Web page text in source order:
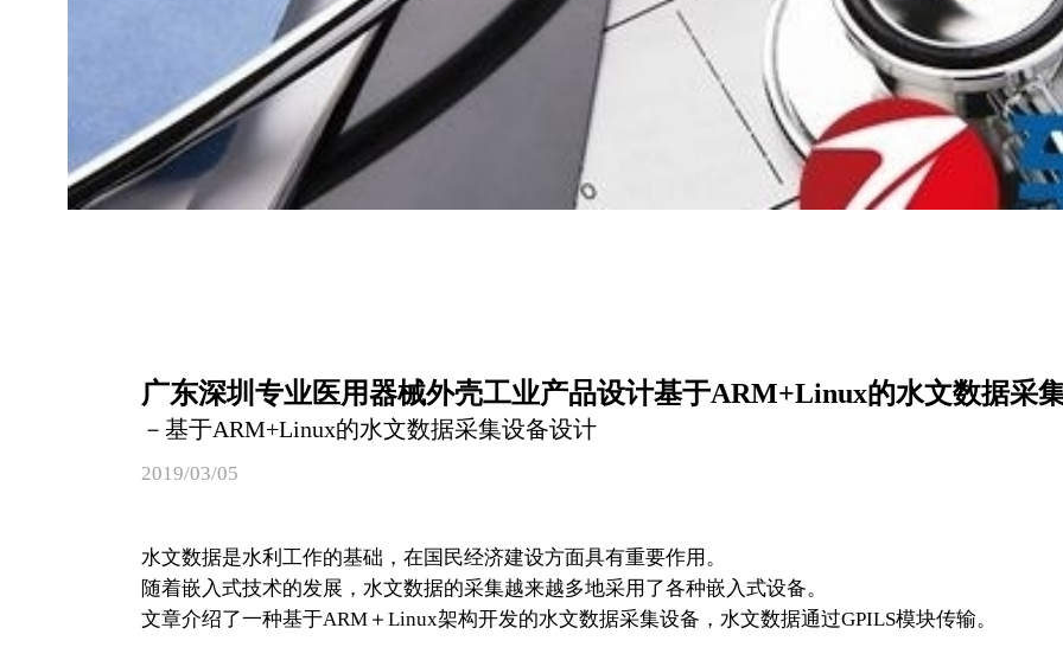
广东深圳专业医用器械外壳工业产品设计基于ARM+Linux的水文数据采
－基于ARM+Linux的水文数据采集设备设计
2019/03/05
水文数据是水利工作的基础，在国民经济建设方面具有重要作用。
随着嵌入式技术的发展，水文数据的采集越来越多地采用了各种嵌入式设备。
文章介绍了一种基于ARM＋Linux架构开发的水文数据采集设备，水文数据通过GPILS模块传输。